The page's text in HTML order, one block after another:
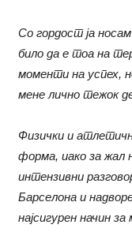
Со гордост ја
било да е тоа на
моменти на успех,
мене лично тежок
Физички и
форма, иако за жал
интензивни
Барселона и
најсигурен начин